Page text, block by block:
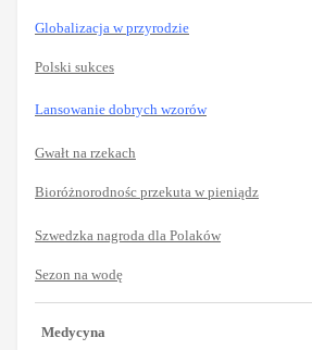
Globalizacja w przyrodzie
Polski sukces
Lansowanie dobrych wzorów
Gwałt na rzekach
Bioróżnorodnośc przekuta w pieniądz
Szwedzka nagroda dla Polaków
Sezon na wodę
Medycyna